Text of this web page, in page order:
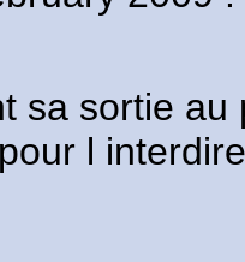
sa sortie
l